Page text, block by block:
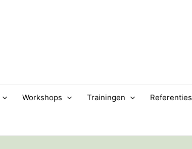
Workshops Trainingen Referenties